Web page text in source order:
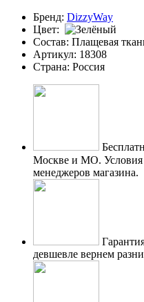
Бренд: DizzyWay
Цвет:
Состав: Плащевая
Артикул: 18308
Страна: Россия
Москве и МО. Условия
менеджеров магазина.
девшевле вернем